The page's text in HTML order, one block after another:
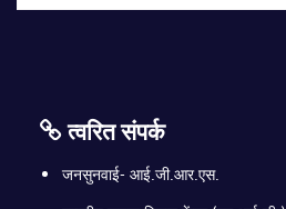
त्वरित संपर्क
जनसुनवाई- आई.जी.आर.एस.